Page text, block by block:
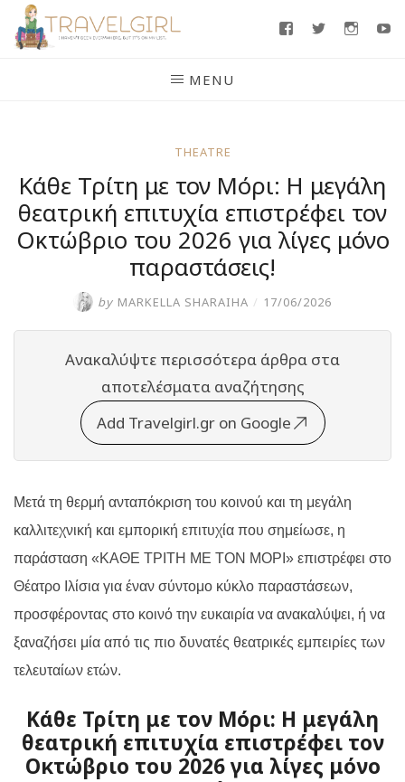
Skip
FacebookTwitter
MENU
THEATRE
Κάθε Τρίτη με τον Μόρι: Η μεγάλη
θεατρική επιτυχία επιστρέφει τον
Οκτώβριο του 2026 για λίγες μόνο
παραστάσεις!
by MARKELLA SHARAIHA / 17/06/2026
Ανακαλύψτε περισσότερα άρθρα στα
αποτελέσματα αναζήτησης
Add Travelgirl.gr on Google
Μετά τη θερμή ανταπόκριση του κοινού και τη μεγάλη
καλλιτεχνική και εμπορική επιτυχία που σημείωσε, η
παράσταση «ΚΑΘΕ ΤΡΙΤΗ ΜΕ ΤΟΝ ΜΟΡΙ» επιστρέφει στο
Θέατρο Ιλίσια για έναν σύντομο κύκλο παραστάσεων,
προσφέροντας στο κοινό την ευκαιρία να ανακαλύψει, ή να
ξαναζήσει μία από τις πιο δυνατές θεατρικές εμπειρίες των
τελευταίων ετών.
Κάθε Τρίτη με τον Μόρι: Η μεγάλη
θεατρική επιτυχία επιστρέφει τον
Οκτώβριο του 2026 για λίγες μόνο